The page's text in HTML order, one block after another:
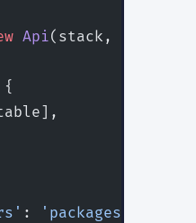
Api(stack,
:
'packages/